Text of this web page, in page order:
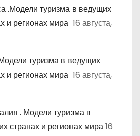
.Модели туризма в ведущих
и регионах мира 16 августа,
туризма в ведущих
и регионах мира 16 августа,
. Модели туризма в
странах и регионах мира16